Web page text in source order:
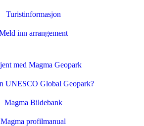
Turistinformasjon
inn arrangement
med Magma Geopark
UNESCO Global Geopark?
Magma Bildebank
Magma profilmanual